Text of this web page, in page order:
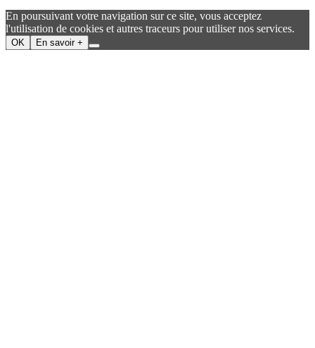
En poursuivant votre navigation sur ce site, vous acceptez
l'utilisation de cookies et autres traceurs pour utiliser nos services.
OK En savoir +